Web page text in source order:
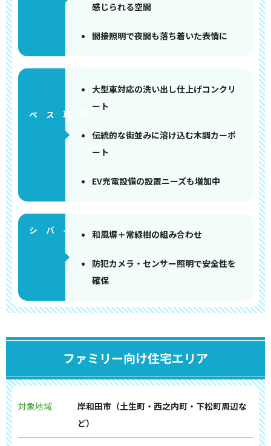
感じられる空間
間接照明で夜間も落ち着いた表情に
大型車対応の洗い出し仕上げコンクリ
ート
伝統的な街並みに溶け込む木調カーポ
ート
EV充電設備の設置ニーズも増加中
和風塀＋常緑樹の組み合わせ
防犯カメラ・センサー照明で安全性を
確保
ファミリー向け住宅エリア
対象地域
岸和田市（土生町・西之内町・下松町周辺な
ど）